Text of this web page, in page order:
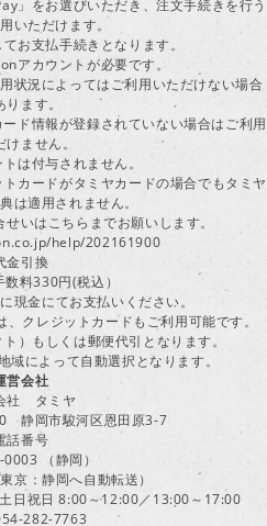
」をお選びいただき、注文手続きを行う
いただけます。
お支払手続きとなります。
アカウントが必要です。
状況によってはご利用いただけない場合
ります。
ド情報が登録されていない場合はご利用
けません。
は付与されません。
カードがタミヤカードの場合でもタミヤ
は適用されません。
いはこちらまでお願いします。
help/202161900
金引換
数料330円(税込）
現金にてお支払いください。
クレジットカードもご利用可能です。
）もしくは郵便代引となります。
によって自動選択となります。
営会社
社 タミヤ
静岡市駿河区恩田原3-7
話番号
（静岡）
京：静岡へ自動転送）
日祝日 8:00～12:00／13:00～17:00
282-7763